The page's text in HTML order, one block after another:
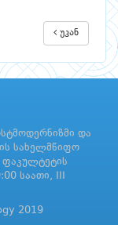
უკან
და
სახელმწიფო
ფაკულტეტის
საათი, III
2019